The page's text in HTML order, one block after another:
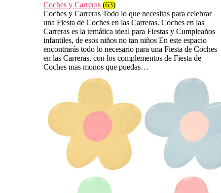
Coches y Carreras (63)
Coches y Carreras Todo lo que necesitas para celebrar
una Fiesta de Coches en las Carreras. Coches en las
Carreras es la temática ideal para Fiestas y Cumpleaños
infantiles, de esos niños no tan niños En este espacio
encontrarás todo lo necesario para una Fiesta de Coches
en las Carreras, con los complementos de Fiesta de
Coches mas monos que puedas…